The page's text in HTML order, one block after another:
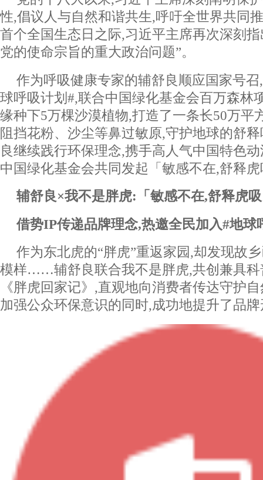
性,倡议人与自然和谐共生,呼吁全世界共同
首个全国生态日之际,习近平主席再次深刻
党的使命宗旨的重大政治问题”。
作为呼吸健康专家的辅舒良顺应国家号
球呼吸计划#,联合中国绿化基金会百万森林
缘种下5万棵沙漠植物,打造了一条长50万平
阻挡花粉、沙尘等鼻过敏原,守护地球的舒
良继续践行环保理念,携手高人气中国特色
中国绿化基金会共同发起「敏感不在,舒释
辅舒良×我不是胖虎:「敏感不在,舒释虎吸
借势IP传递品牌理念,热邀全民加入#地球
作为东北虎的“胖虎”重返家园,却发现故
模样……辅舒良联合我不是胖虎,共创兼具科
《胖虎回家记》,直观地向消费者传达守护
加强公众环保意识的同时,成功地提升了品